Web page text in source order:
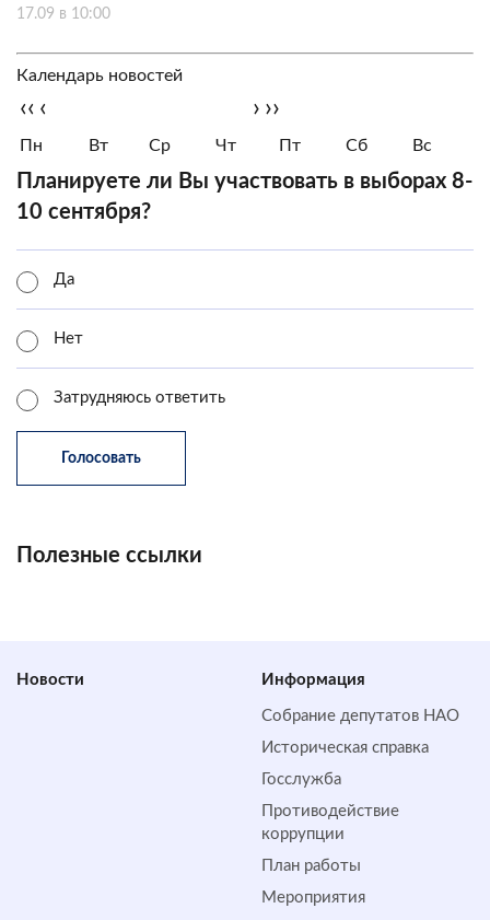
17.09 в 10:00
Календарь новостей
‹‹ ‹ › ››
Пн Вт Ср Чт Пт Сб Вс
Планируете ли Вы участвовать в выборах 8-
10 сентября?
Да
Нет
Затрудняюсь ответить
Полезные ссылки
Новости Информация
Собрание депутатов НАО
Историческая справка
Госслужба
Противодействие
коррупции
План работы
Мероприятия